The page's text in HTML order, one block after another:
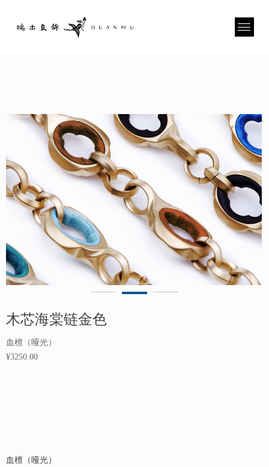
木芯海棠链金色
血檀（哑光）
¥3250.00
血檀（哑光）